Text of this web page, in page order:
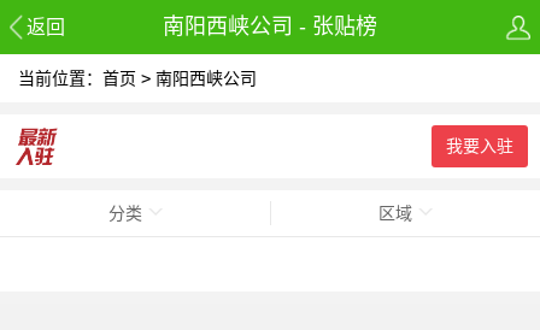
返回 南阳西峡公司 - 张贴榜
当前位置： 首页 > 南阳西峡公司
我要入驻
分类 区域